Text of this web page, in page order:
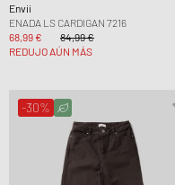
Envii
ENADA LS CARDIGAN 7216
68,99 €
84,99 €
REDUJO AÚN MÁS
-30%